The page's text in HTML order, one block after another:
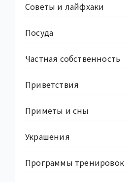
Советы и лайфхаки
Посуда
Частная собственность
Приветствия
Приметы и сны
Украшения
Программы тренировок